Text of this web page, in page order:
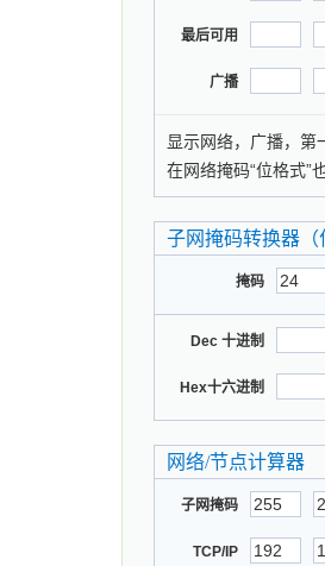
最后可用
广播
显示网络，广播，第
在网络掩码“位格式”
子网掩码转换器
掩码
Dec 十进制
Hex十六进制
网络/节点计算器
子网掩码
TCP/IP